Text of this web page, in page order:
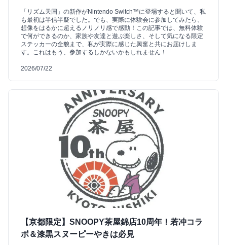
「リズム天国」の新作がNintendo Switch™に登場すると聞いて、私
も最初は半信半疑でした。でも、実際に体験会に参加してみたら、
想像をはるかに超えるノリノリ感で感動！この記事では、無料体験
で何ができるのか、家族や友達と遊ぶ楽しさ、そして気になる限定
ステッカーの全貌まで、私が実際に感じた興奮と共にお届けしま
す。これはもう、参加するしかないかもしれません！
2026/07/22
【京都限定】SNOOPY茶屋錦店10周年！若冲コラ
ボ＆漆黒スヌーピーやきは必見